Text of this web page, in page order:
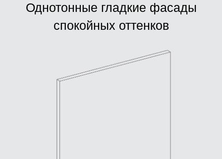
Однотонные гладкие фасады
спокойных оттенков